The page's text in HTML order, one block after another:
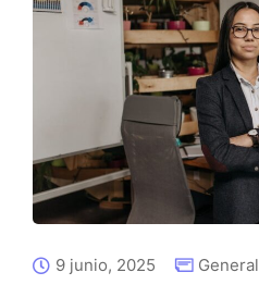
9 junio, 2025 General